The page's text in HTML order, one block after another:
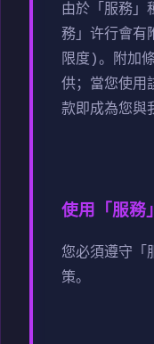
由於「服務」
務」许行會有
限度)。附加
供；當您使用
款即成為您與
使用「服務」
您必須遵守「
策。